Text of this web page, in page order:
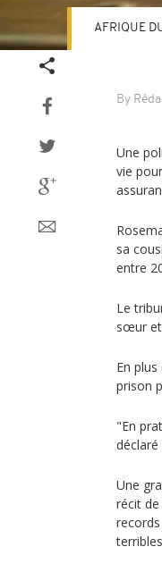
By
AFRIQUE
Une
vie
sa
entre
Le
sœur et
En
prison
"En
Une
récit